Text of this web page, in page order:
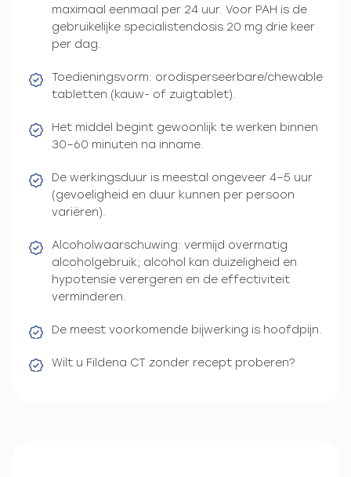
maximaal eenmaal per 24 uur. Voor PAH is de
gebruikelijke specialistendosis 20 mg drie keer
per dag.
Toedieningsvorm: orodisperseerbare/chewable
tabletten (kauw- of zuigtablet).
Het middel begint gewoonlijk te werken binnen
30–60 minuten na inname.
De werkingsduur is meestal ongeveer 4–5 uur
(gevoeligheid en duur kunnen per persoon
variëren).
Alcoholwaarschuwing: vermijd overmatig
alcoholgebruik; alcohol kan duizeligheid en
hypotensie verergeren en de effectiviteit
verminderen.
De meest voorkomende bijwerking is hoofdpijn.
Wilt u Fildena CT zonder recept proberen?